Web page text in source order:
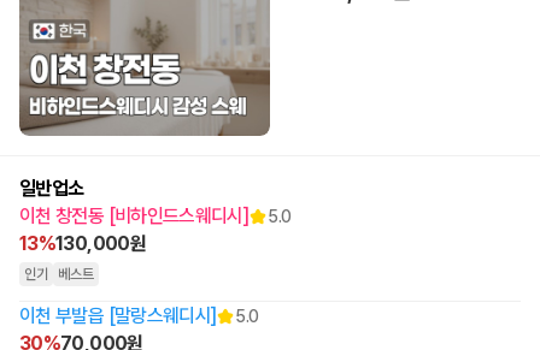
일반업소
이천 창전동 [비하인드스웨디시]
5.0
13%130,000원
인기 베스트
이천 부발읍 [말랑스웨디시] 5.0
30%70,000원